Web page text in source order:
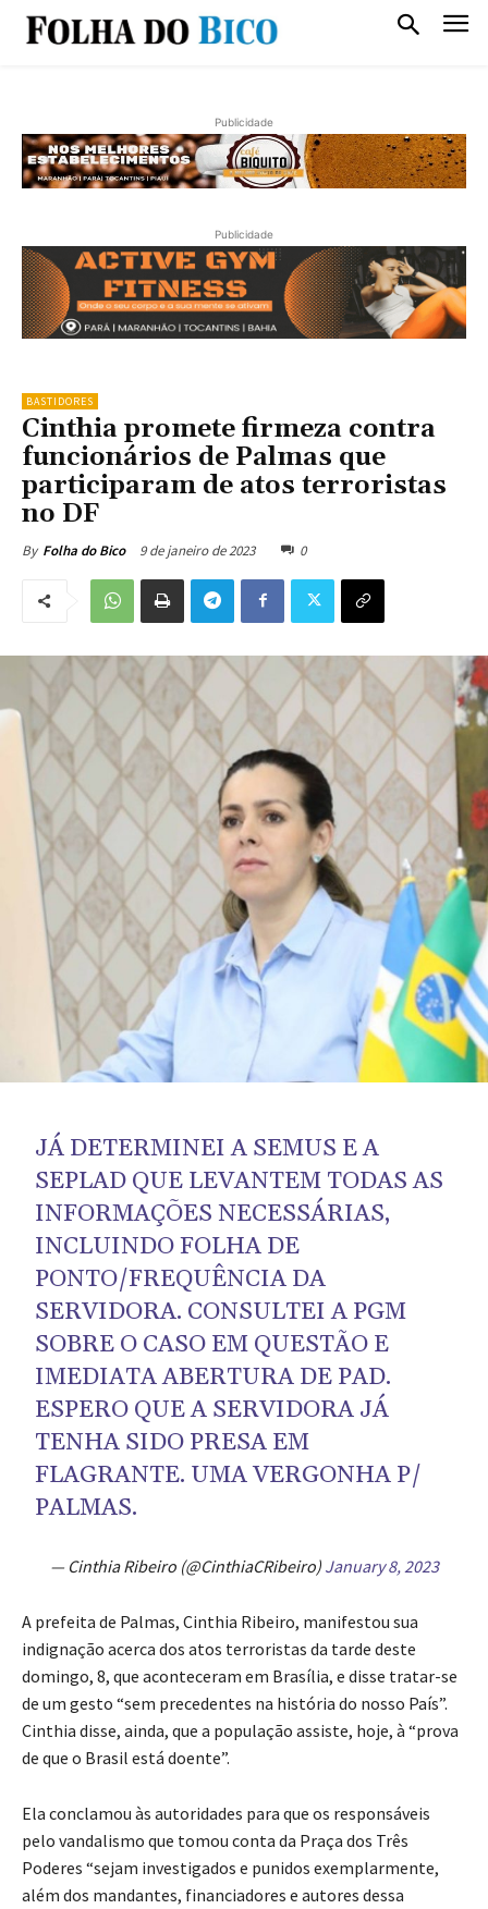
Publicidade
Publicidade
BASTIDORES
Cinthia promete firmeza contra
funcionários de Palmas que
participaram de atos terroristas
no DF
By Folha do Bico 9 de janeiro de 2023 0
JÁ DETERMINEI A SEMUS E A
SEPLAD QUE LEVANTEM TODAS AS
INFORMAÇÕES NECESSÁRIAS,
INCLUINDO FOLHA DE
PONTO/FREQUÊNCIA DA
SERVIDORA. CONSULTEI A PGM
SOBRE O CASO EM QUESTÃO E
IMEDIATA ABERTURA DE PAD.
ESPERO QUE A SERVIDORA JÁ
TENHA SIDO PRESA EM
FLAGRANTE. UMA VERGONHA P/
PALMAS.
— Cinthia Ribeiro (@CinthiaCRibeiro) January 8, 2023
A prefeita de Palmas, Cinthia Ribeiro, manifestou sua
indignação acerca dos atos terroristas da tarde deste
domingo, 8, que aconteceram em Brasília, e disse tratar-se
de um gesto “sem precedentes na história do nosso País”.
Cinthia disse, ainda, que a população assiste, hoje, à “prova
de que o Brasil está doente”.
Ela conclamou às autoridades para que os responsáveis
pelo vandalismo que tomou conta da Praça dos Três
Poderes “sejam investigados e punidos exemplarmente,
além dos mandantes, financiadores e autores dessa